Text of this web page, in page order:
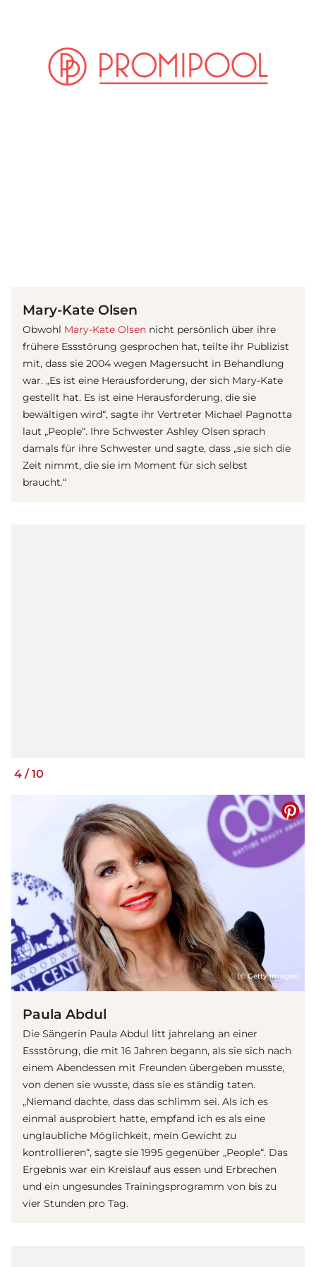
Mary-Kate Olsen
Obwohl Mary-Kate Olsen nicht persönlich über ihre
frühere Essstörung gesprochen hat, teilte ihr Publizist
mit, dass sie 2004 wegen Magersucht in Behandlung
war. „Es ist eine Herausforderung, der sich Mary-Kate
gestellt hat. Es ist eine Herausforderung, die sie
bewältigen wird“, sagte ihr Vertreter Michael Pagnotta
laut „People“. Ihre Schwester Ashley Olsen sprach
damals für ihre Schwester und sagte, dass „sie sich die
Zeit nimmt, die sie im Moment für sich selbst
braucht.“
4 / 10
(© Getty Images)
Paula Abdul
Die Sängerin Paula Abdul litt jahrelang an einer
Essstörung, die mit 16 Jahren begann, als sie sich nach
einem Abendessen mit Freunden übergeben musste,
von denen sie wusste, dass sie es ständig taten.
„Niemand dachte, dass das schlimm sei. Als ich es
einmal ausprobiert hatte, empfand ich es als eine
unglaubliche Möglichkeit, mein Gewicht zu
kontrollieren“, sagte sie 1995 gegenüber „People“. Das
Ergebnis war ein Kreislauf aus essen und Erbrechen
und ein ungesundes Trainingsprogramm von bis zu
vier Stunden pro Tag.